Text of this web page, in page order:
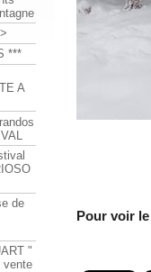
Pour voir
***
A
de
"
vente